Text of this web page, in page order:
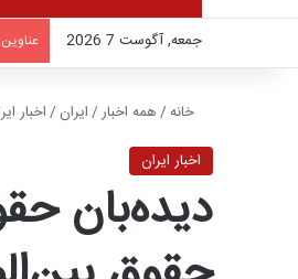
جمعه, آگوست 7 2026 عناوین
خانه/همه اخبار/ایران /اخبار
اخبار ایران
دیده‌بان